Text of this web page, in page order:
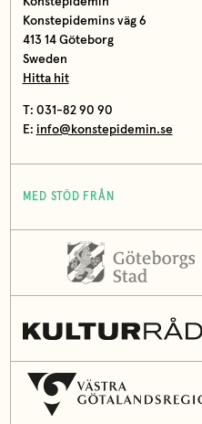
Konstepidemins väg 6
413 14 Göteborg
Sweden
Hitta hit
T: 031-82 90 90
E: info@konstepidemin.se
MED STÖD FRÅN